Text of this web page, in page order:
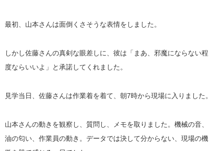
最初、山本さんは面倒くさそうな表情をしました。
しかし佐藤さんの真剣な眼差しに、彼は「まあ、邪魔にならない程
度ならいいよ」と承諾してくれました。
見学当日、佐藤さんは作業着を着て、朝7時から現場に入りました。
山本さんの動きを観察し、質問し、メモを取りました。機械の音、
油の匂い、作業員の動き。データでは決して分からない、現場の機